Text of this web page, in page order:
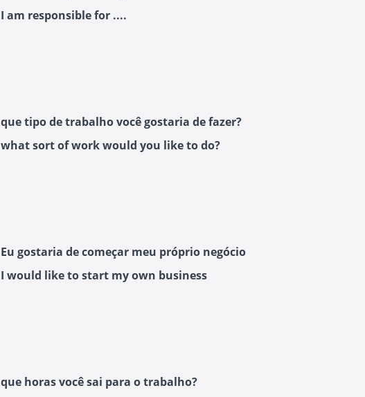
I am responsible for ....
que tipo de trabalho você gostaria de fazer?
what sort of work would you like to do?
Eu gostaria de começar meu próprio negócio
I would like to start my own business
que horas você sai para o trabalho?